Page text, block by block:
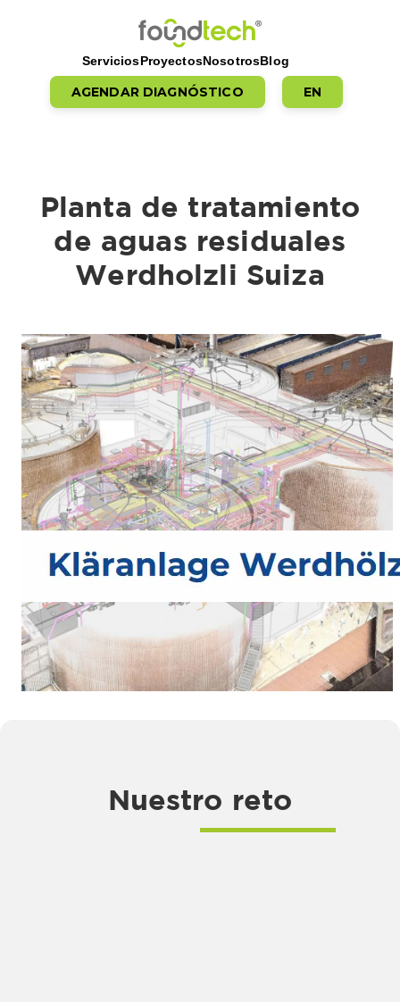
Servicios ProyectosNosotros Blog
AGENDAR DIAGNÓSTICO EN
Planta de tratamiento
de aguas residuales
Werdholzli Suiza
Nuestro reto